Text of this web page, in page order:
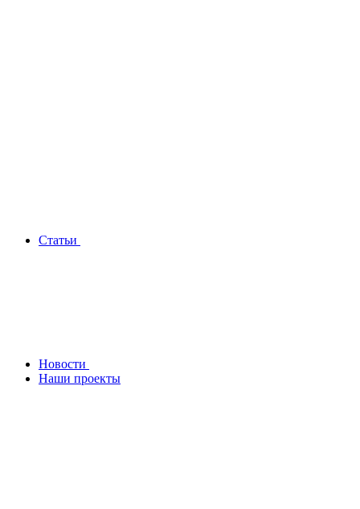
Статьи
Новости
Наши проекты